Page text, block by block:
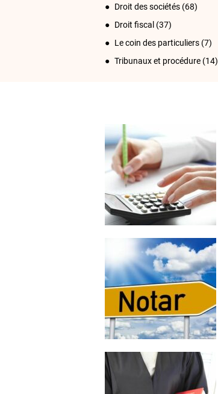
Droit des sociétés (68)
Droit fiscal (37)
Le coin des particuliers (7)
Tribunaux et procédure (14)